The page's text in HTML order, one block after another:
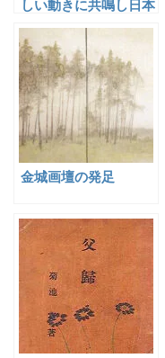
しい動きに共鳴し日本
画と西洋画を融合した
実験的技法を模索した
山下摩起
金城画壇の発足